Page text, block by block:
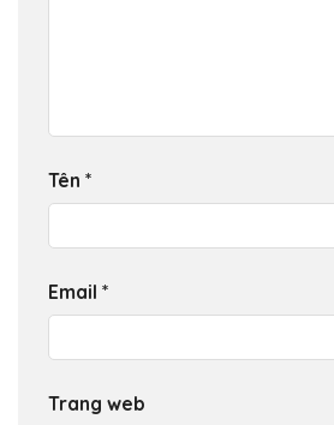
Tên *
Email *
Trang web